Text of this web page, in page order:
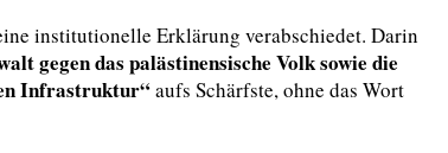
institutionelle Erklärung verabschiedet. Darin
gegen das palästinensische Volk sowie die
Infrastruktur“aufs Schärfste, ohne das Wort